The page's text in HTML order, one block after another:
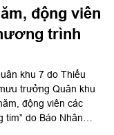
động viên
trình
khu 7 do Thiếu
trưởng Quân khu
động viên các
tim” do Báo Nhân